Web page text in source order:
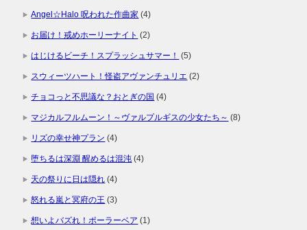
Angel☆Halo 呪われた作曲家 (4)
お届け！戒めホーリーナイト (2)
はじけるビーチ！スプラッシュサマー！ (5)
スウィーツハート！怪盗アヴァンチュリエ (2)
チョコっと不思議な？おとぎの国 (4)
マジカルフルムーン！～ヴァルプルギスの少女たち～ (8)
リズの幸せ神プラン (4)
堕ちるは深淵 醒めるは混沌 (4)
天の祭りに日は隠れ (4)
怒れる嵐と冥府の王 (3)
想いよバズれ！ポーラーベア (1)